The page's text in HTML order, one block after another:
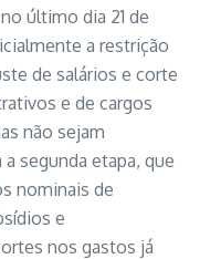
último dia 21 de
a restrição
de salários e corte
e de cargos
não sejam
segunda etapa, que
nominais de
e
nos gastos já